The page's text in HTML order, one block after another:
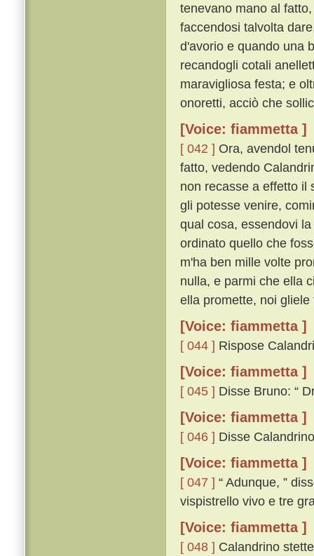
tenevano mano al
faccendosi talvolta
d'avorio e quando una
recandogli cotali
maravigliosa festa; e
onoretti, acciò che
[Voice: fiammetta ]
[ 042 ] Ora, avendol
fatto, vedendo
non recasse a effetto il
gli potesse venire,
qual cosa, essendovi
ordinato quello che
m'ha ben mille volte
nulla, e parmi che ella
ella promette, noi
[Voice: fiammetta ]
[ 044 ] Rispose
[Voice: fiammetta ]
[ 045 ] Disse Bruno: “
[Voice: fiammetta ]
[ 046 ] Disse
[Voice: fiammetta ]
[ 047 ] “ Adunque, ”
vispistrello vivo e tre
[Voice: fiammetta ]
[ 048 ] Calandrino